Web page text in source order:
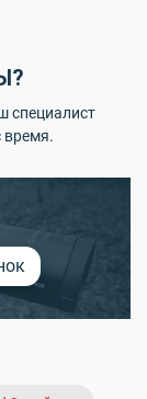
специалист
время.